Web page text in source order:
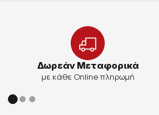
Δωρεάν Μεταφορικά
με κάθε Online πληρωμή